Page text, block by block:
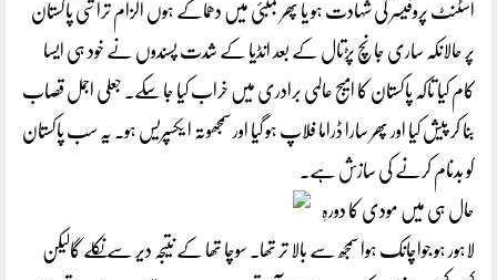
اسٹنٹ پروفیسر کی شہادت ہو یا پھر بمبئی میں دھماکے ہوں الزام تراشی پاکستان
پر حالانکہ ساری جانچ پڑتال کے بعد انڈیا کے شدت پسندوں نے خود ہی ایسا
کام کیا تاکہ پاکستان کا امیج عالمی برادری میں خراب کیا جا سکے۔ جعلی اجمل قصاب
بنا کر پیش کیا اور پھر سارا ڈراما فلاپ ہو گیا اور سمجھوتہ ا یکسپریس ہو۔ یہ سب پاکستان
کو بدنام کرنے کی سازش ہے۔
حال ہی میں مودی کا دورہِ
لاہور ہو جواچانک ہوا سمجھ سے بالا تر تھا۔ سوچا تھا کے نتیجہ دیر سے نکلے گالیکن